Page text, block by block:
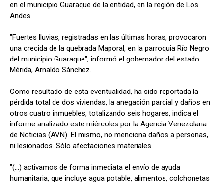
en el municipio Guaraque de la entidad, en la región de Los
Andes.
"Fuertes lluvias, registradas en las últimas horas, provocaron
una crecida de la quebrada Maporal, en la parroquia Río Negro
del municipio Guaraque", informó el gobernador del estado
Mérida, Arnaldo Sánchez.
Como resultado de esta eventualidad, ha sido reportada la
pérdida total de dos viviendas, la anegación parcial y daños en
otros cuatro inmuebles, totalizando seis hogares, indica el
informe analizado este miércoles por la Agencia Venezolana
de Noticias (AVN). El mismo, no menciona daños a personas,
ni lesionados. Sólo afectaciones materiales.
"(...) activamos de forma inmediata el envío de ayuda
humanitaria, que incluye agua potable, alimentos, colchonetas